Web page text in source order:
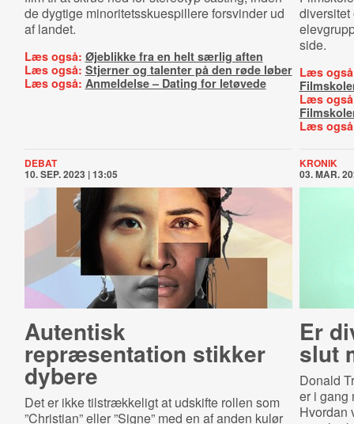
de dygtige minoritetsskuespillere forsvinder ud
af landet.
Læs også: Øjeblikke fra en helt særlig aften
Læs også: Stjerner og talenter på den røde løber
Læs også: Anmeldelse – Dating for letøvede
diversitet
side.
Læs
Læs
Læs
DEBAT
10. SEP. 2023 | 13:05
Autentisk
repræsentation stikker
dybere
Det er ikke tilstrækkeligt at udskifte rollen som
”Christian” eller ”Signe” med en af anden kulør
KRONIK
03. MAR.
Er
slut
Donald
er i gang
Hvordan